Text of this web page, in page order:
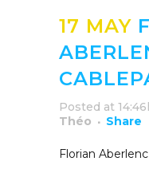
17 MAY
Posted at
Théo
Share
Florian